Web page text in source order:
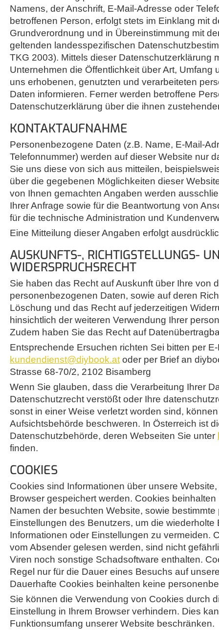
Namens, der Anschrift, E-Mail-Adresse oder
betroffenen Person, erfolgt stets im Einklang mit
Grundverordnung und in Übereinstimmung mit
geltenden landesspezifischen
TKG 2003). Mittels dieser Datenschutzerklärung
Unternehmen die Öffentlichkeit über Art, Umfang
uns erhobenen, genutzten und verarbeiteten
Daten informieren. Ferner werden betroffene
Datenschutzerklärung über die ihnen
KONTAKTAUFNAHME
Personenbezogene Daten (z.B. Name, E-Mail-
Telefonnummer) werden auf dieser Website nur
Sie uns diese von sich aus mitteilen,
über die gegebenen Möglichkeiten dieser
von Ihnen gemachten Angaben werden
Ihrer Anfrage sowie für die Beantwortung von
für die technische Administration und
Eine Mitteilung dieser Angaben erfolgt
AUSKUNFTS-, RICHTIGSTELLUNGS-
WIDERSPRUCHSRECHT
Sie haben das Recht auf Auskunft über Ihre von
personenbezogenen Daten, sowie auf deren
Löschung und das Recht auf jederzeitigen
hinsichtlich der weiteren Verwendung Ihrer
Zudem haben Sie das Recht auf
Entsprechende Ersuchen richten Sei bitten per
kundendienst@diybook.at oder per Brief an
Strasse 68-70/2, 2102 Bisamberg
Wenn Sie glauben, dass die Verarbeitung Ihrer
Datenschutzrecht verstößt oder Ihre
sonst in einer Weise verletzt worden sind,
Aufsichtsbehörde beschweren. In Österreich ist
Datenschutzbehörde, deren Webseiten Sie unter
finden.
COOKIES
Cookies sind Informationen über unsere
Browser gespeichert werden. Cookies
Namen der besuchten Website, sowie bestimmte
Einstellungen des Benutzers, um die wiederholte
Informationen oder Einstellungen zu vermeiden.
vom Absender gelesen werden, sind nicht
Viren noch sonstige Schadsoftware enthalten.
Regel nur für die Dauer eines Besuchs auf
Dauerhafte Cookies beinhalten keine
Sie können die Verwendung von Cookies durch
Einstellung in Ihrem Browser verhindern. Dies
Funktionsumfang unserer Website beschränken.